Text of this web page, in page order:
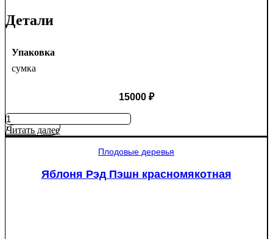
Детали
Упаковка
сумка
15000 ₽
Количество
товара
Туя
Читать далее
Плодовые деревья
Яблоня Рэд Пэшн красномякотная